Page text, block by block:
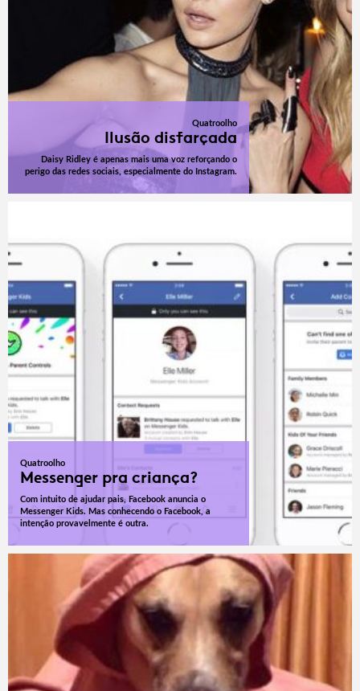
Quatroolho
Ilusão disfarçada
Daisy Ridley é apenas mais uma voz reforçando o
perigo das redes sociais, especialmente do Instagram.
Quatroolho
Messenger pra criança?
Com intuito de ajudar pais, Facebook anuncia o
Messenger Kids. Mas conhecendo o Facebook, a
intenção provavelmente é outra.